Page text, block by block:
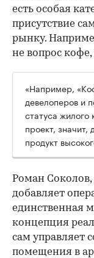
есть особая
присутствие
рынку.
не вопрос
«Например,
девелоперов и
статуса жилого
проект, значит,
продукт
Роман
добавляет
единственная
концепция
сам управляет
помещения в